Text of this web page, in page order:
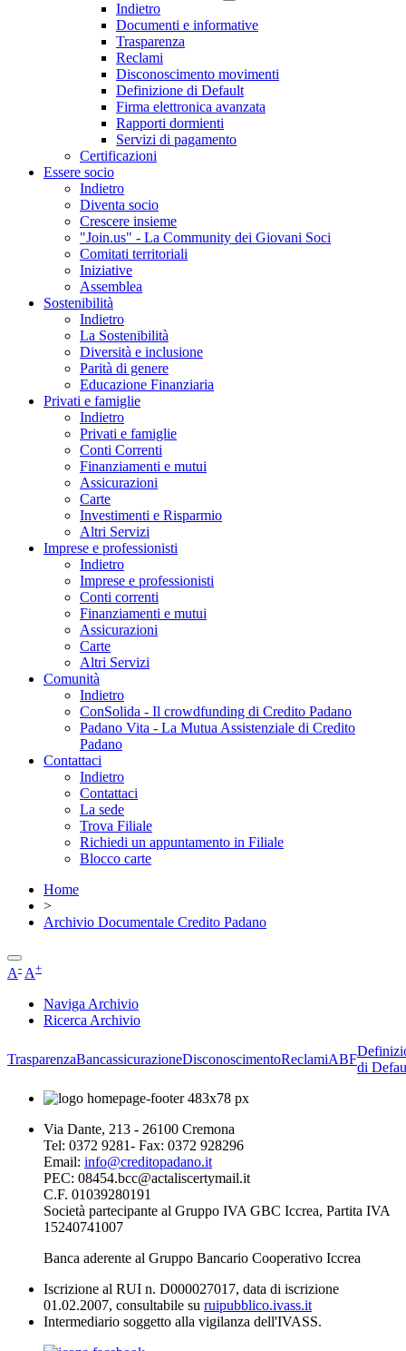
Indietro
Documenti e informative
Trasparenza
Reclami
Disconoscimento movimenti
Definizione di Default
Firma elettronica avanzata
Rapporti dormienti
Servizi di pagamento
Certificazioni
Essere socio
Indietro
Diventa socio
Crescere insieme
"Join.us" - La Community dei Giovani Soci
Comitati territoriali
Iniziative
Assemblea
Sostenibilità
Indietro
La Sostenibilità
Diversità e inclusione
Parità di genere
Educazione Finanziaria
Privati e famiglie
Indietro
Privati e famiglie
Conti Correnti
Finanziamenti e mutui
Assicurazioni
Carte
Investimenti e Risparmio
Altri Servizi
Imprese e professionisti
Indietro
Imprese e professionisti
Conti correnti
Finanziamenti e mutui
Assicurazioni
Carte
Altri Servizi
Comunità
Indietro
ConSolida - Il crowdfunding di Credito Padano
Padano Vita - La Mutua Assistenziale di Credito
Padano
Contattaci
Indietro
Contattaci
La sede
Trova Filiale
Richiedi un appuntamento in Filiale
Blocco carte
Home
>
Archivio Documentale Credito Padano
A- A+
Naviga Archivio
Ricerca Archivio
TrasparenzaBancassicurazioneDisconoscimentoReclamiABF
di
Via Dante, 213 - 26100 Cremona
Tel: 0372 9281- Fax: 0372 928296
Email: info@creditopadano.it
PEC: 08454.bcc@actaliscertymail.it
C.F. 01039280191
Società partecipante al Gruppo IVA GBC Iccrea, Partita IVA
15240741007
Banca aderente al Gruppo Bancario Cooperativo Iccrea
Iscrizione al RUI n. D000027017, data di iscrizione
01.02.2007, consultabile su ruipubblico.ivass.it
Intermediario soggetto alla vigilanza dell'IVASS.